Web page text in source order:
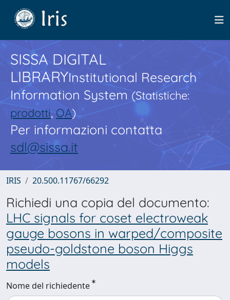
SISSA DIGITAL
LIBRARYInstitutional Research
Information System(Statistiche:
prodotti,OA)
Per informazioni contatta
sdl@sissa.it
IRIS 20.500.11767/66292
Richiedi una copia del documento:
LHC signals for coset electroweak
gauge bosons in warped/composite
pseudo-goldstone boson Higgs
models
Nome del richiedente